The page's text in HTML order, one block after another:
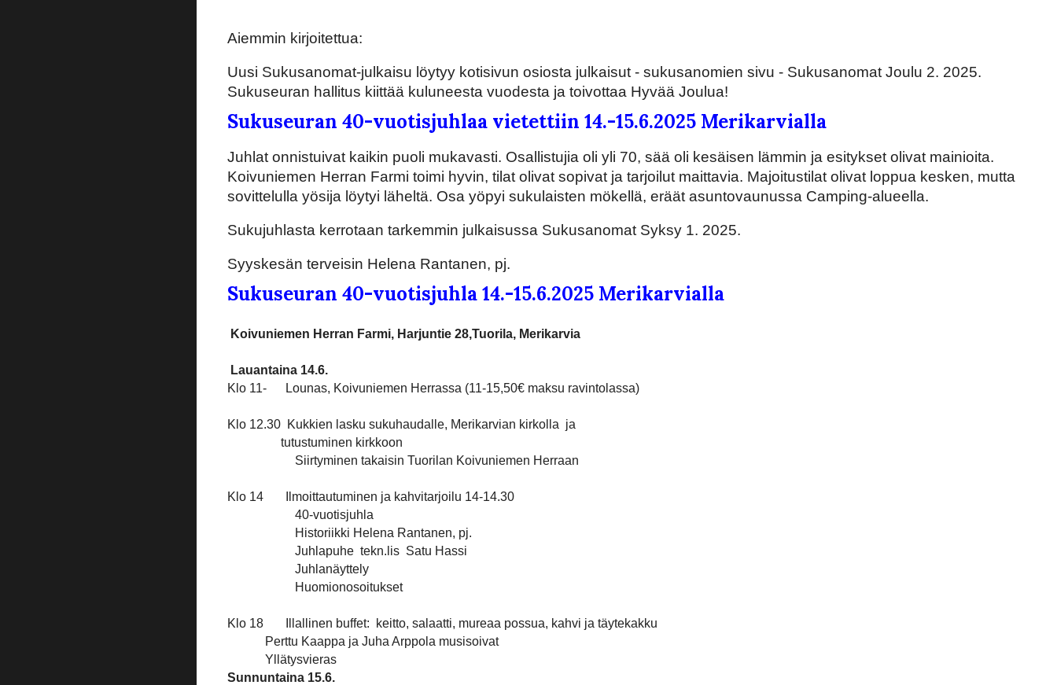
Aiemmin kirjoitettua:
Uusi Sukusanomat-julkaisu löytyy kotisivun osiosta julkaisut - sukusanomien sivu - Sukusanomat Joulu 2. 2025.
Sukuseuran hallitus kiittää kuluneesta vuodesta ja toivottaa Hyvää Joulua!
Sukuseuran 40-vuotisjuhlaa vietettiin 14.-15.6.2025 Merikarvialla
Juhlat onnistuivat kaikin puoli mukavasti. Osallistujia oli yli 70, sää oli kesäisen lämmin ja esitykset olivat mainioita.
Koivuniemen Herran Farmi toimi hyvin, tilat olivat sopivat ja tarjoilut maittavia. Majoitustilat olivat loppua kesken, mutta
sovittelulla yösija löytyi läheltä. Osa yöpyi sukulaisten mökellä, eräät asuntovaunussa Camping-alueella.
Sukujuhlasta kerrotaan tarkemmin julkaisussa Sukusanomat Syksy 1. 2025.
Syyskesän terveisin Helena Rantanen, pj.
Sukuseuran 40-vuotisjuhla 14.-15.6.2025 Merikarvialla
Koivuniemen Herran Farmi, Harjuntie 28,Tuorila, Merikarvia
Lauantaina 14.6.
Klo 11- Lounas, Koivuniemen Herrassa (11-15,50€ maksu ravintolassa)
Klo 12.30 Kukkien lasku sukuhaudalle, Merikarvian kirkolla ja
tutustuminen kirkkoon
Siirtyminen takaisin Tuorilan Koivuniemen Herraan
Klo 14 Ilmoittautuminen ja kahvitarjoilu 14-14.30
40-vuotisjuhla
Historiikki Helena Rantanen, pj.
Juhlapuhe tekn.lis Satu Hassi
Juhlanäyttely
Huomionosoitukset
Klo 18 Illallinen buffet: keitto, salaatti, mureaa possua, kahvi ja täytekakku
Perttu Kaappa ja Juha Arppola musisoivat
Yllätysvieras
Sunnuntaina 15.6.